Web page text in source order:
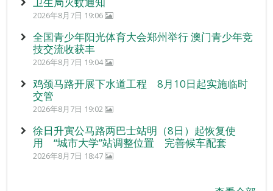
2026年8月7日 19:06
全国青少年阳光体育大会郑州举行 澳门青少年竞
技交流收获丰
2026年8月7日 19:04
鸡颈马路开展下水道工程 8月10日起实施临时
交管
2026年8月7日 19:02
徐日升寅公马路两巴士站明（8日）起恢复使
用 “城市大学”站调整位置 完善候车配套
2026年8月7日 18:47